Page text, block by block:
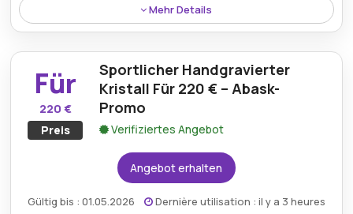
Mehr Details
Das mundgeblasene Twist Filigrane-Glas ist für 124 €
erhältlich, wobei der Abask-Rabatt den Preis senkt.
Für
220 €
Preis
Sportlicher Handgravierter
Kristall Für 220 € – Abask-
Promo
Verifiziertes Angebot
Angebot erhalten
Gültig bis : 01.05.2026 Dernière utilisation : il y a 3 heures